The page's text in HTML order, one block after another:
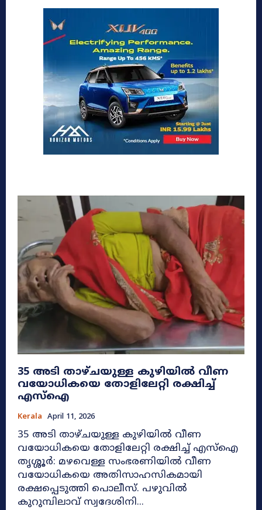
35 അടി താഴ്‌ചയുള്ള കുഴിയിൽ വീണ
വയോധികയെ തോളിലേറ്റി രക്ഷിച്ച്
എസ്ഐ
Kerala April 11, 2026
35 അടി താഴ്‌ചയുള്ള കുഴിയിൽ വീണ
വയോധികയെ തോളിലേറ്റി രക്ഷിച്ച് എസ്ഐ
തൃശ്ശൂര്‍: മഴവെള്ള സംഭരണിയില്‍ വീണ
വയോധികയെ അതിസാഹസികമായി
രക്ഷപ്പെടുത്തി പൊലീസ്. പഴുവില്‍
കുറുമ്പിലാവ് സ്വദേശിനി...